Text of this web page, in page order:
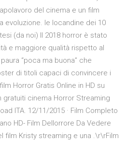
del cinema e un film
evoluzione. le locandine dei 10
(da noi) Il 2018 horror è stato
e maggiore qualità rispetto al
“poca ma buona” che
di titoli capaci di convincere i
Horror Gratis Online in HD su
gratuiti cinema Horror Streaming
ITA. 12/11/2015 · Film Completo
HD- Film Dellorrore Da Vedere
film Kristy streaming e una .\r\rFilm